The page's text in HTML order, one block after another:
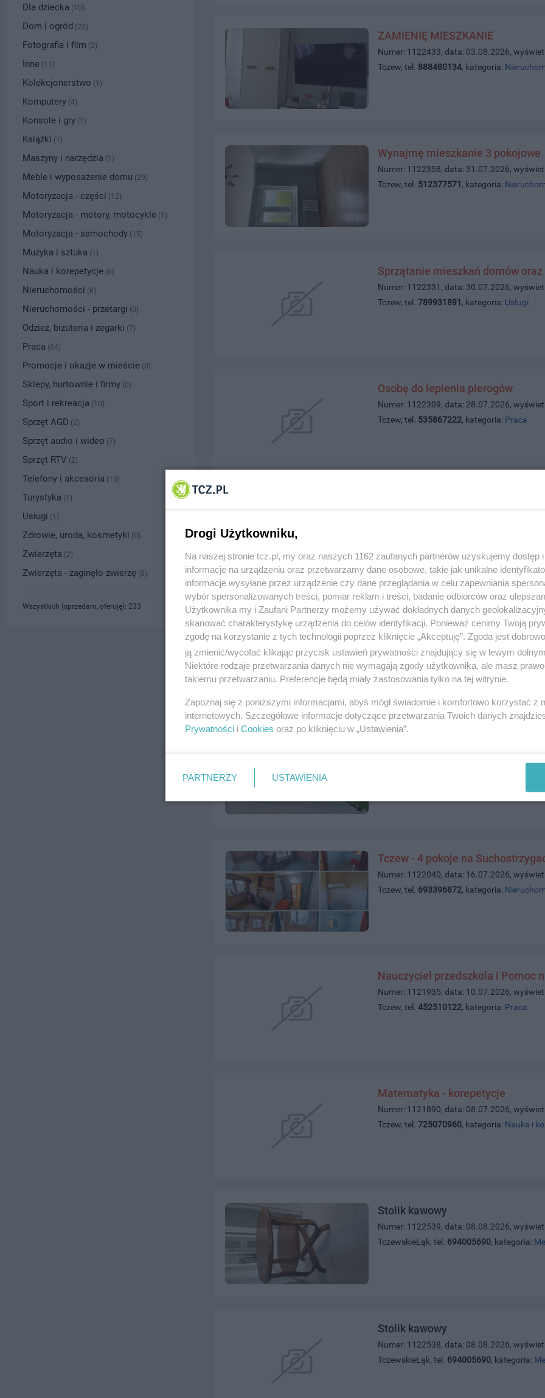
ZAMIENIĘ MIESZKANIE
Numer: 1122433, data: 03.08.2026,
Tczew, tel. 888480134, kategoria:
Wynajmę mieszkanie 3 pokojowe
Numer: 1122358, data: 31.07.2026,
Tczew, tel. 512377571 , kategoria:
Sprzątanie mieszkań domów
Numer: 1122331, data: 30.07.2026,
Tczew, tel.789931891, kategoria: Usługi
Osobę do lepienia pierogów
Numer: 1122309, data: 28.07.2026,
Tczew, tel. 535867222, kategoria: Praca
Sprzedam Opel Meriva
Numer: 1122265, data: 27.07.2026,
Tczew, tel. 502523637, kategoria:
Tczew - 4 pokoje na
Numer: 1122040, data: 16.07.2026,
Tczew, tel. 693396872, kategoria:
Nauczyciel przedszkola i Pomoc
Numer: 1121935, data: 10.07.2026,
Tczew, tel.452510122, kategoria: Praca
Matematyka - korepetycje
Numer: 1121890, data: 08.07.2026,
Tczew, tel.725070960, kategoria: Nauka i
Stolik kawowy
Numer: 1122539, data: 08.08.2026,
TczewskieŁąk, tel. 694005690, kategoria:
Stolik kawowy
Numer: 1122538, data: 08.08.2026,
TczewskieŁąk, tel. 694005690, kategoria:
Dla dziecka (10)
Dom i ogród (23)
Fotografia i film (2)
Inne (11)
Kolekcjonerstwo (1)
Komputery (4)
Konsole i gry (1)
Książki (1)
Maszyny i narzędzia (1)
Meble i wyposażenie domu (29)
Motoryzacja - części (12)
Motoryzacja - motory, motocykle (1)
Motoryzacja - samochody (15)
Muzyka i sztuka (1)
Nauka i korepetycje (6)
Nieruchomości (6)
Nieruchomości - przetargi (0)
Odzież, biżuteria i zegarki (7)
Praca (64)
Promocje i okazje w mieście (0)
Sklepy, hurtownie i firmy (0)
Sport i rekreacja (10)
Sprzęt AGD (2)
Sprzęt audio i wideo (7)
Sprzęt RTV (2)
Telefony i akcesoria (10)
Turystyka (1)
Usługi (1)
Zdrowie, uroda, kosmetyki (0)
Zwierzęta (2)
Zwierzęta - zaginęło zwierzę (0)
Wszystkich (sprzedam, oferuję): 233
Drogi Użytkowniku,
Na naszej stronie tcz.pl, my oraz naszych 1162 zaufanych partnerów uzyskujemy dostęp
informacje na urządzeniu oraz przetwarzamy dane osobowe, takie jak unikalne
informacje wysyłane przez urządzenie czy dane przeglądania w celu zapewniania
wybór spersonalizowanych treści, pomiar reklam i treści, badanie odbiorców oraz
Użytkownika my i Zaufani Partnerzy możemy używać dokładnych danych
skanować charakterystykę urządzenia do celów identyfikacji. Ponieważ cenimy Twoją
zgodę na korzystanie z tych technologii poprzez kliknięcie „Akceptuję”. Zgoda jest
ją zmienić/wycofać klikając przycisk ustawień prywatności znajdujący się w lewym
Niektóre rodzaje przetwarzania danych nie wymagają zgody użytkownika, ale masz
takiemu przetwarzaniu. Preferencje będą miały zastosowania tylko na tej witrynie.
Zapoznaj się z poniższymi informacjami, abyś mógł świadomie i komfortowo korzystać z
internetowych. Szczegółowe informacje dotyczące przetwarzania Twoich danych
Prywatności i Cookies oraz po kliknięciu w „Ustawienia”.
PARTNERZY USTAWIENIA